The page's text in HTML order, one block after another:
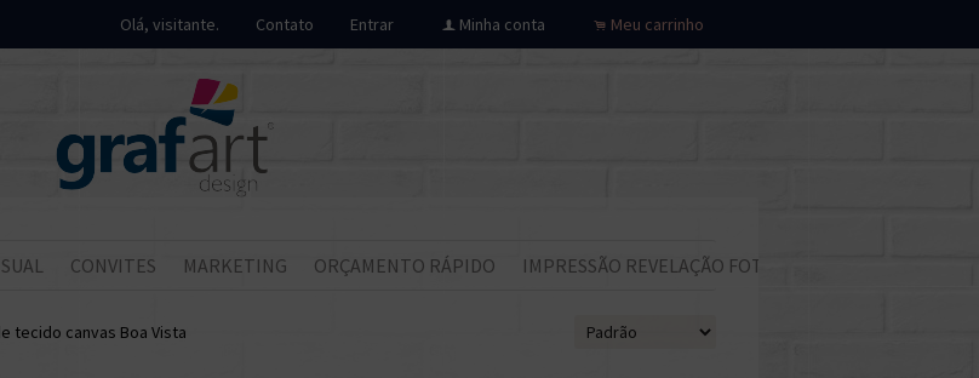
Olá, visitante. Contato Entrar f Minha conta . Meu carrinho
CONVITES MARKETING ORÇAMENTO RÁPIDO IMPRESSÃO REVELAÇÃO FOTOS
tecido canvas Boa Vista